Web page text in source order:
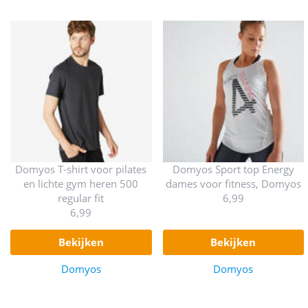
Domyos T-shirt voor pilates
en lichte gym heren 500
regular fit
6,99
bekijken
Domyos
Domyos Sport top Energy
dames voor fitness, Domyos
6,99
bekijken
Domyos